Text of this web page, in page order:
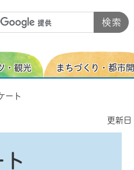
・観光 まちづくり・都市
ート
更新日